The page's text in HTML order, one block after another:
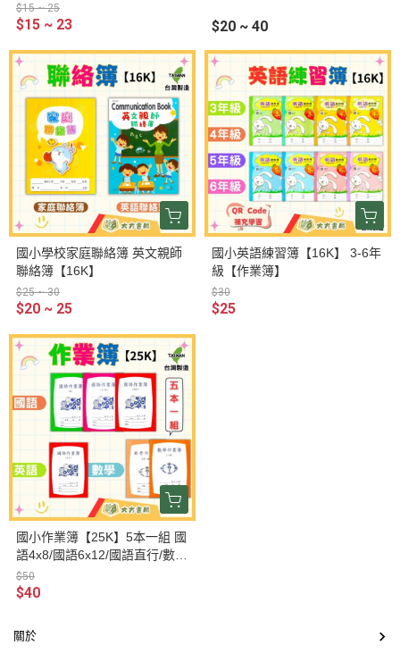
數學測驗紙 大10格 國小測驗紙
作文稿紙
$15 ~ 25
$15 ~ 23
典/ㄅㄆㄇ描寫/注音符號/英語/
記簿【作業簿】
$20 ~ 40
國小學校家庭聯絡簿 英文親師
聯絡簿【16K】
$25 ~ 30
$20 ~ 25
國小英語練習簿【16K】 3-6年
級【作業簿】
$30
$25
國小作業簿【25K】5本一組 國
語4x8/國語6x12/國語直行/數學
8格/數學空白/英語【作業簿】
$50
$40
關於